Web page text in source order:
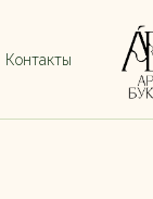
Контакты